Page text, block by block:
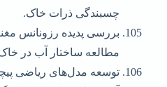
چسبندگی ذرات خاک.
مطالعه ساختار آب در
توسعه مدل‌های ریاضی